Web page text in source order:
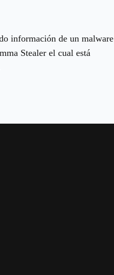
información de un malware
Stealer el cual está